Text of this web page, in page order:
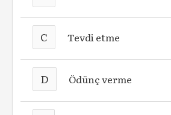
C Tevdi etme
D Ödünç verme